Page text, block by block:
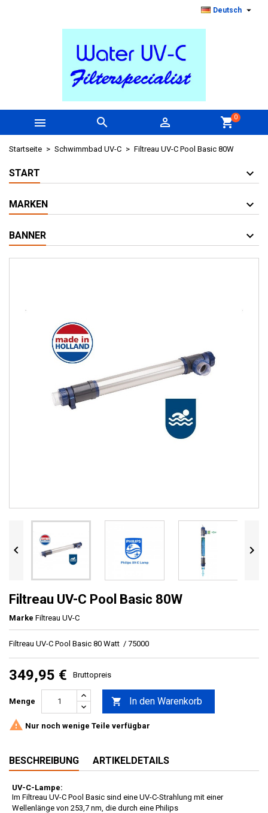
Deutsch 
   shopping_cart0
Startseite Schwimmbad UV-C Filtreau UV-C Pool Basic 80W
START
MARKEN
BANNER
 
Filtreau UV-C Pool Basic 80W
Marke Filtreau UV-C
Filtreau UV-C Pool Basic 80 Watt / 75000
349,95 € Bruttopreis
Menge  In den Warenkorb
 Nur noch wenige Teile verfügbar
BESCHREIBUNG ARTIKELDETAILS
UV-C-Lampe:
Im Filtreau UV-C Pool Basic sind eine UV-C-Strahlung mit einer
Wellenlänge von 253,7 nm, die durch eine Philips